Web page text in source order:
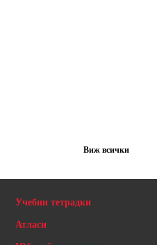
Виж всички
Учебни тетрадки
Атласи